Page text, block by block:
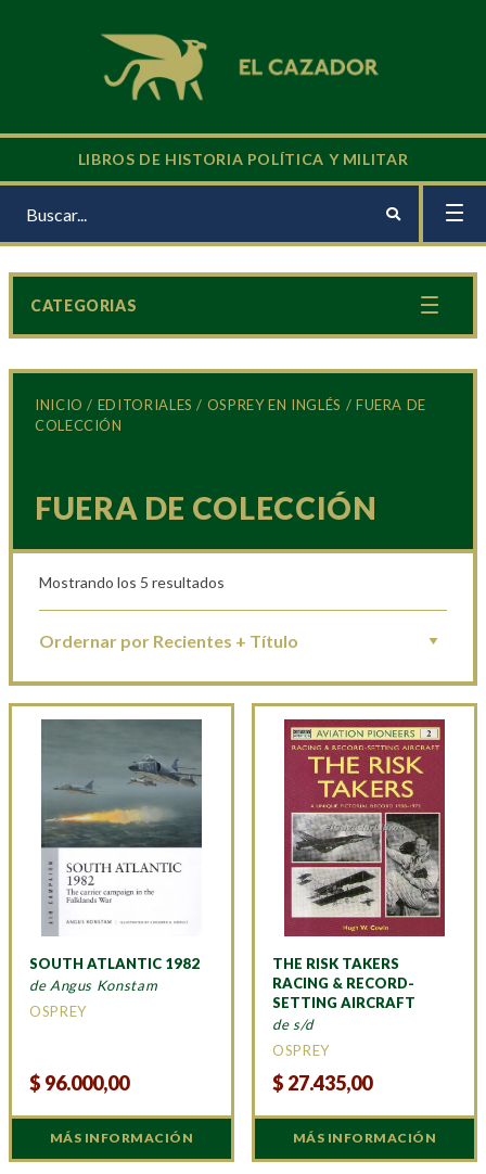
LIBROS DE HISTORIA POLÍTICA Y MILITAR
INICIO / EDITORIALES / OSPREY EN INGLÉS / FUERA DE
COLECCIÓN
FUERA DE COLECCIÓN
Mostrando los 5 resultados
SOUTH ATLANTIC 1982
de Angus Konstam
OSPREY
$ 96.000,00
MÁS INFORMACIÓN
THE RISK TAKERS
RACING & RECORD-
SETTING AIRCRAFT
de s/d
OSPREY
$ 27.435,00
MÁS INFORMACIÓN
CATEGORIAS